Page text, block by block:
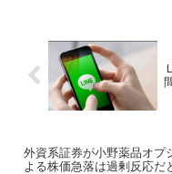
外資系証券が小野薬品オプ
よる株価急落は過剰反応だ